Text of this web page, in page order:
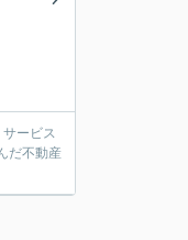
ービス
だ不動産